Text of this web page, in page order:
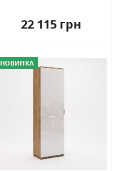
22 115 грн
НОВИНКА